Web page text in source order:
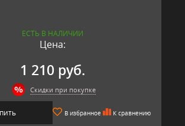
ЕСТЬ В НАЛИЧИИ
Цена:
1 210 руб.
Скидки при покупке
В избранное К сравнению